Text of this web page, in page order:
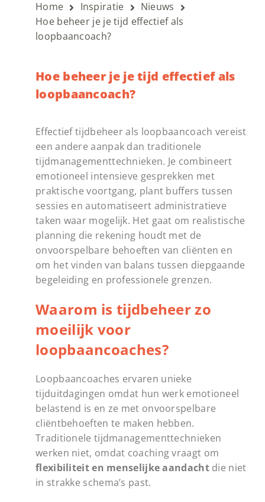
Home Inspiratie
Nieuws
Hoe beheer je je tijd effectief als
loopbaancoach?
Hoe beheer je je tijd effectief als
loopbaancoach?
Effectief tijdbeheer als loopbaancoach vereist
een andere aanpak dan traditionele
tijdmanagementtechnieken. Je combineert
emotioneel intensieve gesprekken met
praktische voortgang, plant buffers tussen
sessies en automatiseert administratieve
taken waar mogelijk. Het gaat om realistische
planning die rekening houdt met de
onvoorspelbare behoeften van cliënten en
om het vinden van balans tussen diepgaande
begeleiding en professionele grenzen.
Waarom is tijdbeheer zo
moeilijk voor
loopbaancoaches?
Loopbaancoaches ervaren unieke
tijduitdagingen omdat hun werk emotioneel
belastend is en ze met onvoorspelbare
cliëntbehoeften te maken hebben.
Traditionele tijdmanagementtechnieken
werken niet, omdat coaching vraagt om
flexibiliteit en menselijke aandachtdie niet
in strakke schema’s past.